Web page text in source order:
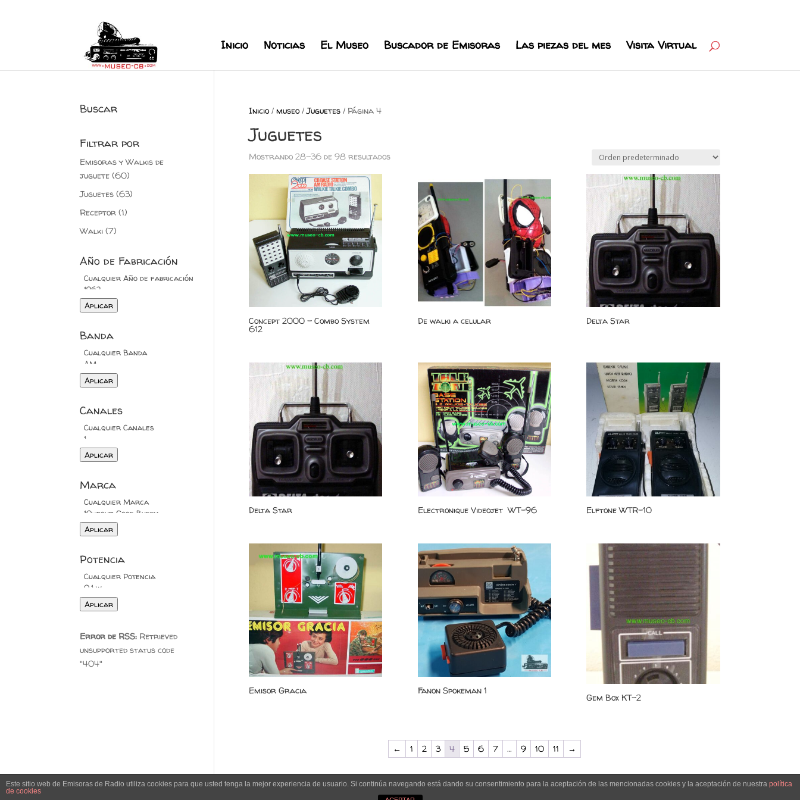
Inicio Noticias El Museo Buscador de Emisoras Las piezas del mes Visita Virtual
Inicio/ museo/Juguetes/ Página 4
Juguetes
Mostrando 28–36 de 98 resultados
Concept 2000 – Combo System
612
De walki a celular Delta Star
Delta Star Electronique Videojet WT-96 Elftone WTR-10
Emisor Gracia Fanon Spokeman 1
Gem Box KT-2
← 1 2 3 4 5 6 7 … 9 10 11 →
Buscar
Filtrar por
Emisoras y Walkis de
juguete (60)
Juguetes (63)
Receptor (1)
Walki (7)
Año de Fabricación
Aplicar
Banda
Aplicar
Canales
Aplicar
Marca
Aplicar
Potencia
Aplicar
Error de RSS: Retrieved
unsupported status code
"404"
Diseño Web Política de Cookies |
Este sitio web de Emisoras de Radio utiliza cookies para que usted tenga la mejor experiencia de usuario. Si continúa navegando está dando su consentimiento para la aceptación de las mencionadas cookies y la aceptación de nuestra política
de cookies